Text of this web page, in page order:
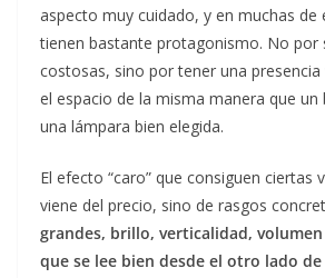
aspecto muy cuidado, y en muchas de
tienen bastante protagonismo. No por
costosas, sino por tener una presencia
el espacio de la misma manera que un
una lámpara bien elegida.
El efecto “caro” que consiguen ciertas
viene del precio, sino de rasgos
grandes, brillo, verticalidad,
que se lee bien desde el otro lado